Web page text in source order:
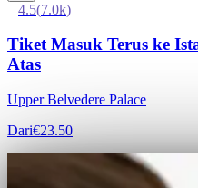
4.5(7.0k)
Tiket Masuk Terus ke
Atas
Upper Belvedere Palace
Dari€23.50